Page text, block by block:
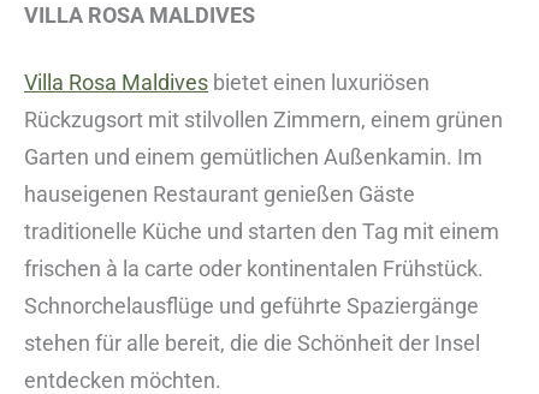
VILLA ROSA MALDIVES
Villa Rosa Maldives bietet einen luxuriösen
Rückzugsort mit stilvollen Zimmern, einem grünen
Garten und einem gemütlichen Außenkamin. Im
hauseigenen Restaurant genießen Gäste
traditionelle Küche und starten den Tag mit einem
frischen à la carte oder kontinentalen Frühstück.
Schnorchelausflüge und geführte Spaziergänge
stehen für alle bereit, die die Schönheit der Insel
entdecken möchten.